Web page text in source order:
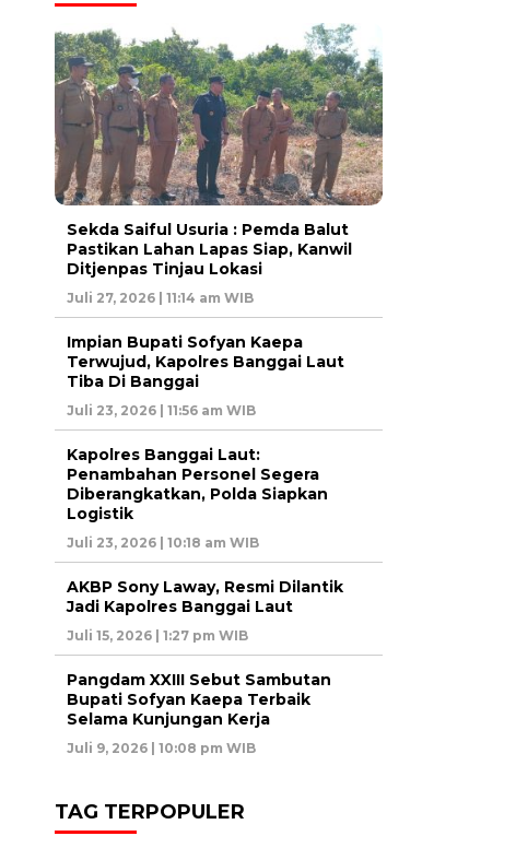
Sekda Saiful Usuria : Pemda Balut
Pastikan Lahan Lapas Siap, Kanwil
Ditjenpas Tinjau Lokasi
Juli 27, 2026 | 11:14 am WIB
Impian Bupati Sofyan Kaepa
Terwujud, Kapolres Banggai Laut
Tiba Di Banggai
Juli 23, 2026 | 11:56 am WIB
Kapolres Banggai Laut:
Penambahan Personel Segera
Diberangkatkan, Polda Siapkan
Logistik
Juli 23, 2026 | 10:18 am WIB
AKBP Sony Laway, Resmi Dilantik
Jadi Kapolres Banggai Laut
Juli 15, 2026 | 1:27 pm WIB
Pangdam XXIII Sebut Sambutan
Bupati Sofyan Kaepa Terbaik
Selama Kunjungan Kerja
Juli 9, 2026 | 10:08 pm WIB
TAG TERPOPULER